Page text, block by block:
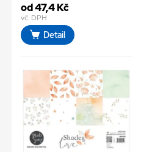
od 47,4 Kč
vč. DPH
Detail